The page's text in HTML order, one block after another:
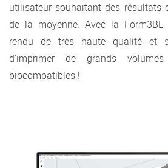
utilisateur souhaitant des résultats
de la moyenne. Avec la
rendu de très haute qualité et
d'imprimer de grands
biocompatibles !